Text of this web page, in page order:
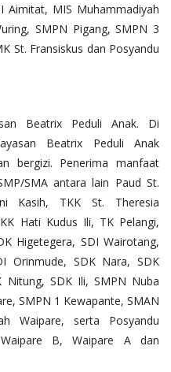
Aimitat, MIS Muhammadiyah
SMPN Pigang, SMPN 3
St. Fransiskus dan Posyandu
Beatrix Peduli Anak. Di
Beatrix Peduli Anak
bergizi. Penerima manfaat
SMA antara lain Paud St.
Kasih, TKK St. Theresia
Hati Kudus Ili, TK Pelangi,
Higetegera, SDI Wairotang,
Orinmude, SDK Nara, SDK
Nitung, SDK Ili, SMPN Nuba
SMPN 1 Kewapante, SMAN
Waipare, serta Posyandu
B, Waipare A dan